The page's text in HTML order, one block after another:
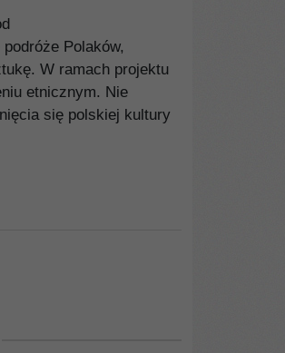
Polaków,
W ramach projektu
etnicznym. Nie
się polskiej kultury